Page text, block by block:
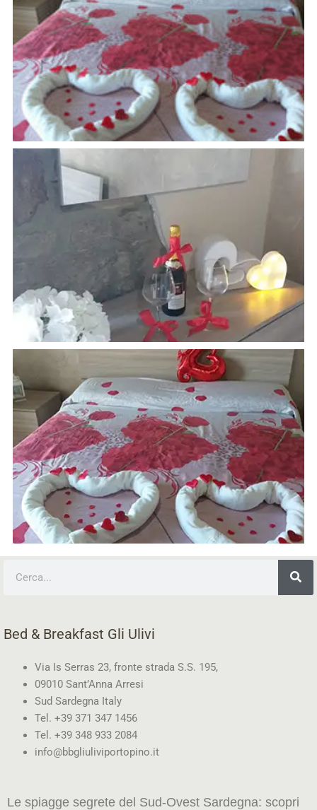
Bed & Breakfast Gli Ulivi
Via Is Serras 23, fronte strada S.S. 195,
09010 Sant’Anna Arresi
Sud Sardegna Italy
Tel. +39 371 347 1456
Tel. +39 348 933 2084
info@bbgliuliviportopino.it
Le spiagge segrete del Sud-Ovest Sardegna: scopri